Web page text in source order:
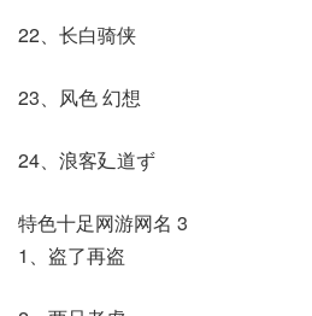
22、长白骑侠
23、风色 幻想
24、浪客廴道ず
特色十足网游网名 3
1、盗了再盗